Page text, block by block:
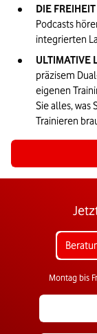
DIE
Podcasts
integrierten
ULTIMATIVE
präzisem
eigenen
Sie alles, was
Trainieren
Montag bis